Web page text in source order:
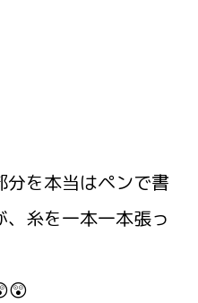
を本当はペンで書
糸を一本一本張っ